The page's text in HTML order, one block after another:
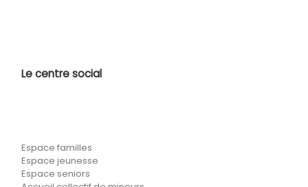
Le centre social
Espace familles
Espace jeunesse
Espace seniors